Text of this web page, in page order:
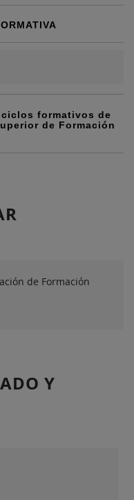
ciclos formativos de
de Formación
de Formación
Y